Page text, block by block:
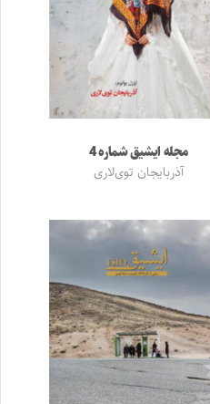
مجله ایشیق شماره 4
آذربایجان توی‌لاری